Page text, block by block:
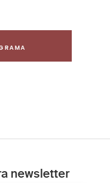
newsletter